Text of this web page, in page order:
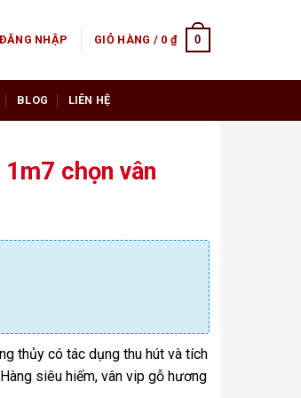
ĐĂNG NHẬP GIỎ HÀNG / 0 ₫ 0
BLOG LIÊN HỆ
chọn vân
thủy có tác dụng thu hút và tích
siêu hiếm, vân vip gỗ hương